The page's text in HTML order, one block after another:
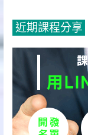
近期課程分享